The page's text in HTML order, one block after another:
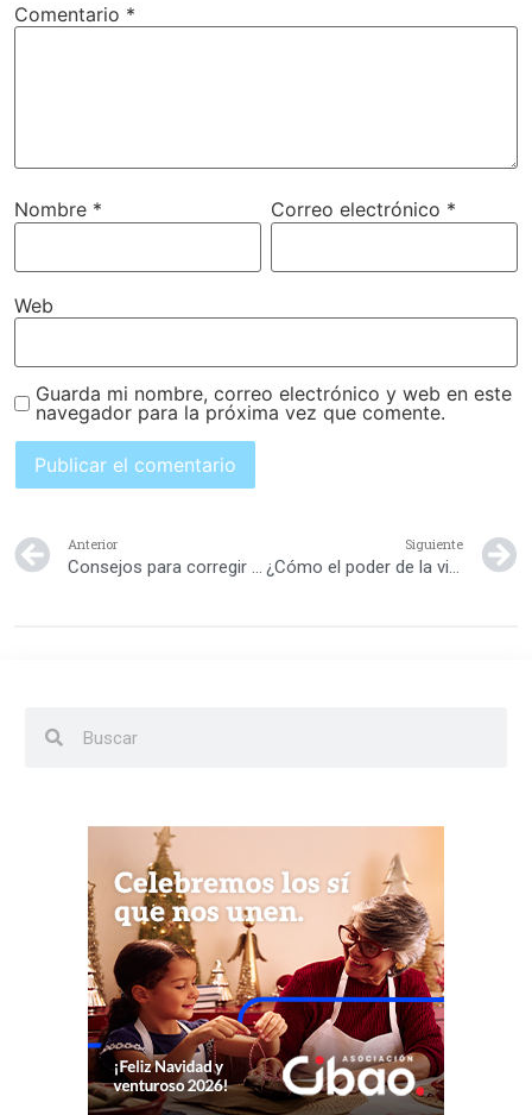
Comentario *
Nombre * Correo electrónico *
Web
Guarda mi nombre, correo electrónico y web en este
navegador para la próxima vez que comente.
Anterior Siguiente